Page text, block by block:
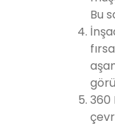
Bu
360